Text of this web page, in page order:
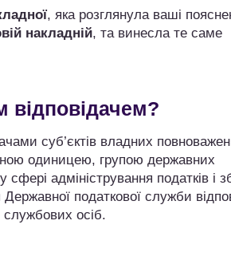
, яка розглянула ваші
накладній, та винесла те саме
відповідачем?
суб’єктів владних
одиницею, групою державних
адміністрування податків і
податкової служби
службових осіб.